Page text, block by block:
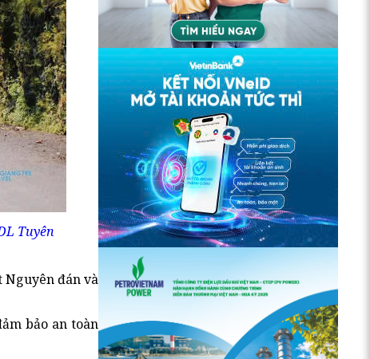
Tuyên
đán và
bảo an toàn